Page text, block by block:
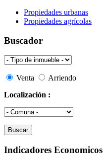
Propiedades urbanas
Propiedades agrícolas
Buscador
Venta
Arriendo
Localización :
Indicadores Economicos